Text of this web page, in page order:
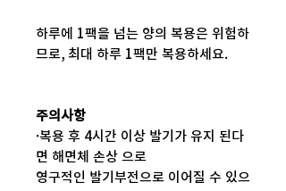
하루에 1팩을 넘는 양의 복용은 위험하
므로, 최대 하루 1팩만 복용하세요.
주의사항
·복용 후 4시간 이상 발기가 유지 된다
면 해면체 손상 으로
영구적인 발기부전으로 이어질 수 있으